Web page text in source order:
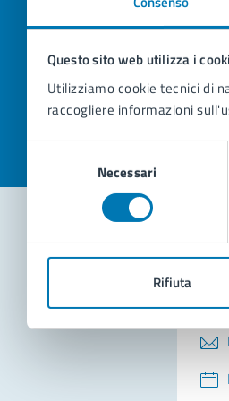
Questo sito web utilizza i
Utilizziamo cookie tecnici di
raccogliere informazioni
consenso
Necessari
Rifiuta